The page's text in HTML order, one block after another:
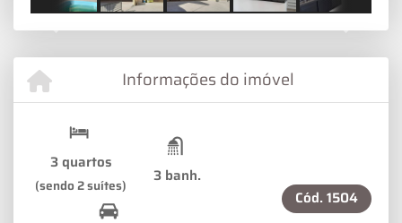
Previous Next
Informações do imóvel
3 quartos
(sendo 2 suítes) 3 banh.
Cód.1504